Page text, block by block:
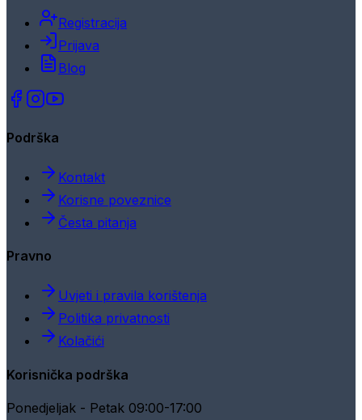
Registracija
Prijava
Blog
Podrška
Kontakt
Korisne poveznice
Česta pitanja
Pravno
Uvjeti i pravila korištenja
Politika privatnosti
Kolačići
Korisnička podrška
Ponedjeljak - Petak 09:00-17:00